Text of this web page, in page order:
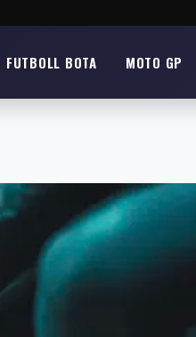
FUTBOLL BOTA MOTO GP